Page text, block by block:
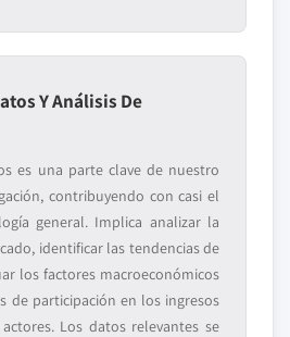
Y Análisis De
es una parte clave de nuestro
contribuyendo con casi el
general. Implica analizar la
identificar las tendencias de
los factores macroeconómicos
de participación en los ingresos
Los datos relevantes se